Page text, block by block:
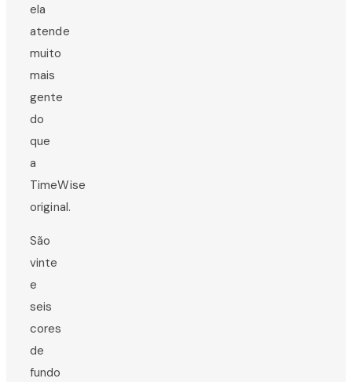
ela
atende
muito
mais
gente
do
que
a
TimeWise
original.
São
vinte
e
seis
cores
de
fundo